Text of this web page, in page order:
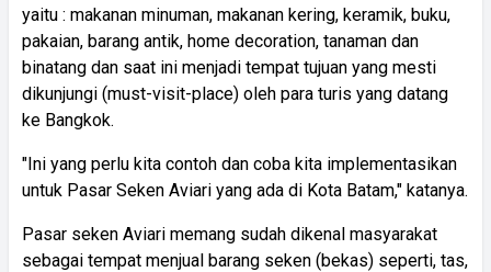
yaitu : makanan minuman, makanan kering, keramik, buku,
pakaian, barang antik, home decoration, tanaman dan
binatang dan saat ini menjadi tempat tujuan yang mesti
dikunjungi (must-visit-place) oleh para turis yang datang
ke Bangkok.
"Ini yang perlu kita contoh dan coba kita implementasikan
untuk Pasar Seken Aviari yang ada di Kota Batam," katanya.
Pasar seken Aviari memang sudah dikenal masyarakat
sebagai tempat menjual barang seken (bekas) seperti, tas,